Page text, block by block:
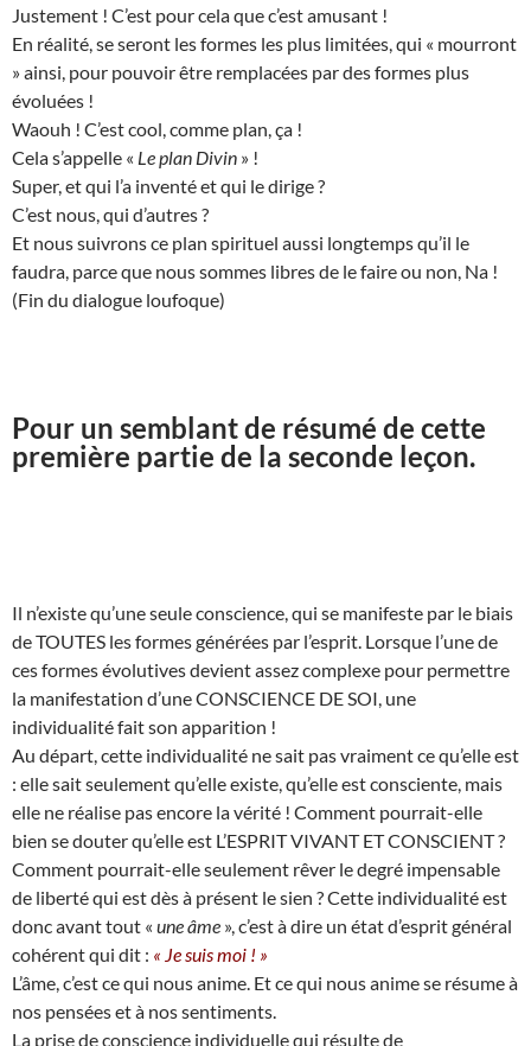
Justement ! C’est pour cela que c’est amusant !
En réalité, se seront les formes les plus limitées, qui « mourront
» ainsi, pour pouvoir être remplacées par des formes plus
évoluées !
Waouh ! C’est cool, comme plan, ça !
Cela s’appelle « Le plan Divin » !
Super, et qui l’a inventé et qui le dirige ?
C’est nous, qui d’autres ?
Et nous suivrons ce plan spirituel aussi longtemps qu’il le
faudra, parce que nous sommes libres de le faire ou non, Na !
(Fin du dialogue loufoque)
Pour un semblant de résumé de cette
première partie de la seconde leçon.
Il n’existe qu’une seule conscience, qui se manifeste par le biais
de TOUTES les formes générées par l’esprit. Lorsque l’une de
ces formes évolutives devient assez complexe pour permettre
la manifestation d’une CONSCIENCE DE SOI, une
individualité fait son apparition !
Au départ, cette individualité ne sait pas vraiment ce qu’elle est
: elle sait seulement qu’elle existe, qu’elle est consciente, mais
elle ne réalise pas encore la vérité ! Comment pourrait-elle
bien se douter qu’elle est L’ESPRIT VIVANT ET CONSCIENT ?
Comment pourrait-elle seulement rêver le degré impensable
de liberté qui est dès à présent le sien ? Cette individualité est
donc avant tout « une âme », c’est à dire un état d’esprit général
cohérent qui dit : « Je suis moi ! »
L’âme, c’est ce qui nous anime. Et ce qui nous anime se résume à
nos pensées et à nos sentiments.
La prise de conscience individuelle qui résulte de